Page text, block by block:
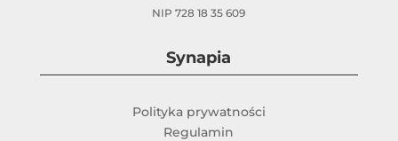
NIP 728 18 35 609
Synapia
Polityka prywatności
Regulamin